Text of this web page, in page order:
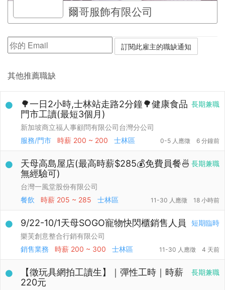
爾哥服飾有限公司
其他推薦職缺
長期兼職
🌳一日2小時,士林站走路2分鐘🌳健康食品
門市工讀(最短3個月)
新加坡商立福人事顧問有限公司台灣分公司
服務/門市
時薪 200 ~ 200 士林區 0-5 人應徵 6 分鐘前
長期兼職
天母高島屋店(最高時薪$285💰免費員餐🍜
無經驗可)
台灣一風堂股份有限公司
餐飲
時薪 205 ~ 285 士林區 11-30 人應徵 18 小時前
短期臨時
9/22-10/1天母SOGO寵物快閃櫃銷售人員
樂芙創意整合行銷有限公司
銷售業務
時薪 200 ~ 300 士林區 11-30 人應徵 4 天前
長期兼職
【徵玩具網拍工讀生】｜彈性工時｜時薪
220元